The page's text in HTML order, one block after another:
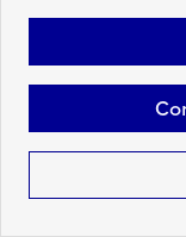
Précédent
11
12 13